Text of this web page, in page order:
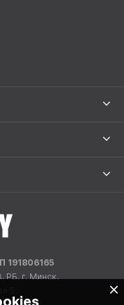
191806165
РБ, г. Минск,